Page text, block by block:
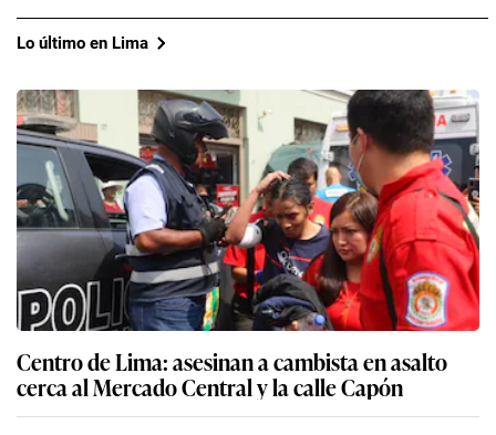
Lo último en Lima
Centro de Lima: asesinan a cambista en asalto
cerca al Mercado Central y la calle Capón